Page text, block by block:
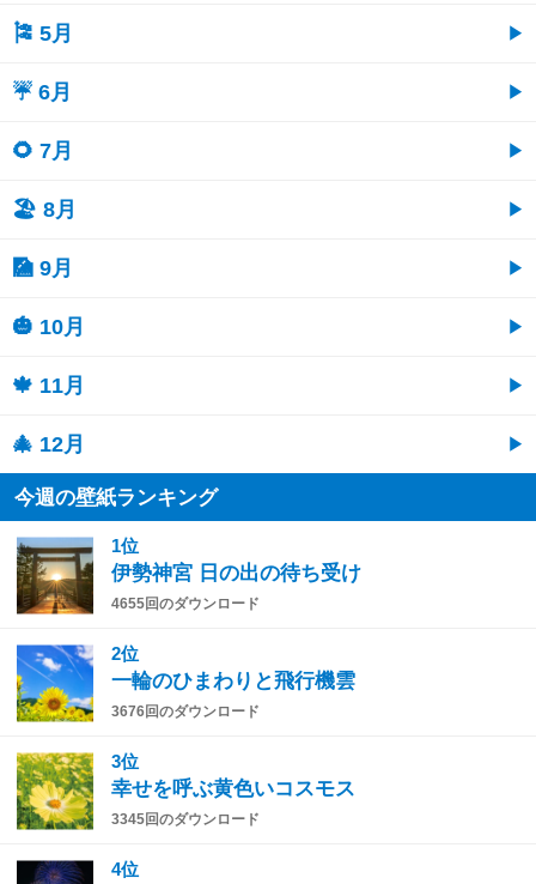
🎏 5月
☔ 6月
🌻 7月
🏖 8月
🎑 9月
🎃 10月
🍁 11月
🎄 12月
今週の壁紙ランキング
1位
伊勢神宮 日の出の待ち受け
4655回のダウンロード
2位
一輪のひまわりと飛行機雲
3676回のダウンロード
3位
幸せを呼ぶ黄色いコスモス
3345回のダウンロード
4位